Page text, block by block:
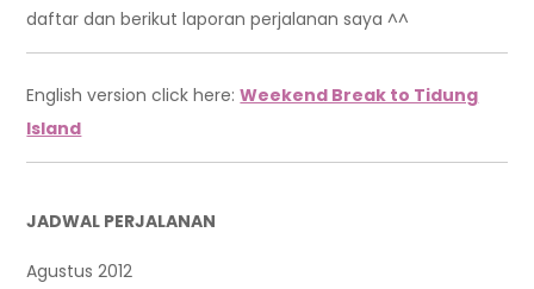
daftar dan berikut laporan perjalanan saya ^^
English version click here:Weekend Break to Tidung
Island
JADWAL PERJALANAN
Agustus 2012